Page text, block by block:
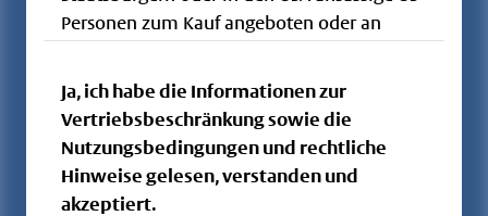
Storch ONE -
Flossbach von
Storch ONE -
Vermögen II -
LU2577042547 OGAW / FCP
Personen zum Kauf angeboten oder an
veröffentlichten Dokumente und die darin
enthaltenen Informationen dürfen nicht in
den USA oder in anderen Ländern, in denen
keine Vertriebszulassung besteht, verbreitet
werden.
Ja, ich habe die Informationen zur
Vertriebsbeschränkung sowie die
Nutzungsbedingungen und rechtliche
Hinweise gelesen, verstanden und
akzeptiert.